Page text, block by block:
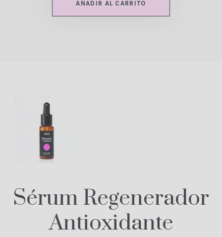
AÑADIR AL CARRITO
Sérum Regenerador
Antioxidante